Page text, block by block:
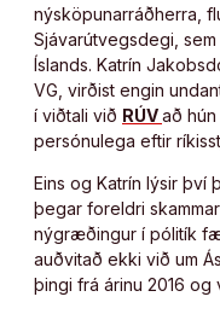
nýsköpunarráðherra,
Sjávarútvegsdegi,
Íslands. Katrín
VG, virðist engin
í viðtali við RÚVað hún
persónulega eftir
Eins og Katrín lýsir því
þegar foreldri
nýgræðingur í pólitík
auðvitað ekki við um
þingi frá árinu 2016 og